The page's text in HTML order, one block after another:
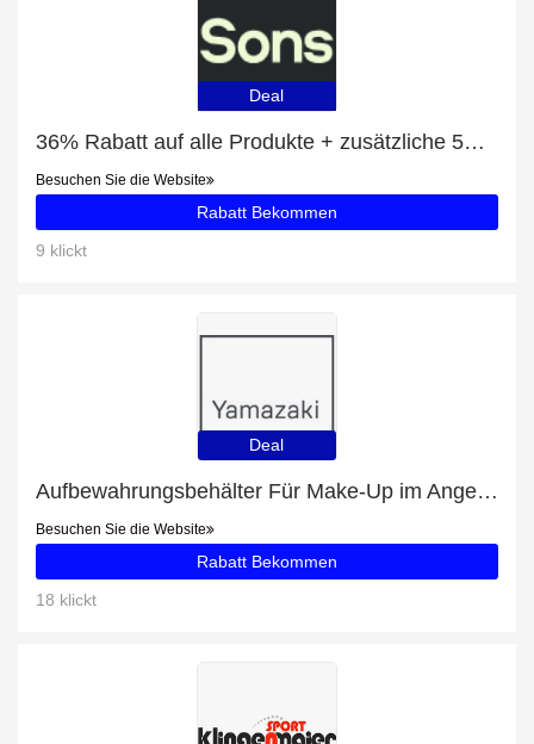
Deal
36% Rabatt auf alle Produkte + zusätzliche 5% für Biotin
Besuchen Sie die Website
Rabatt Bekommen
9 klickt
Deal
Aufbewahrungsbehälter Für Make-Up im Angebot
Besuchen Sie die Website
Rabatt Bekommen
18 klickt